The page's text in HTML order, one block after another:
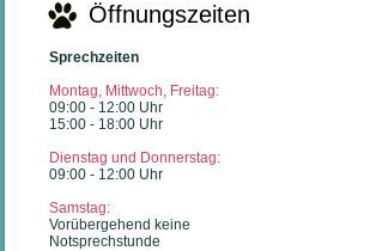
Öffnungszeiten
Sprechzeiten
Montag, Mittwoch, Freitag:
09:00 - 12:00 Uhr
15:00 - 18:00 Uhr
Dienstag und Donnerstag:
09:00 - 12:00 Uhr
Samstag:
Vorübergehend keine
Notsprechstunde